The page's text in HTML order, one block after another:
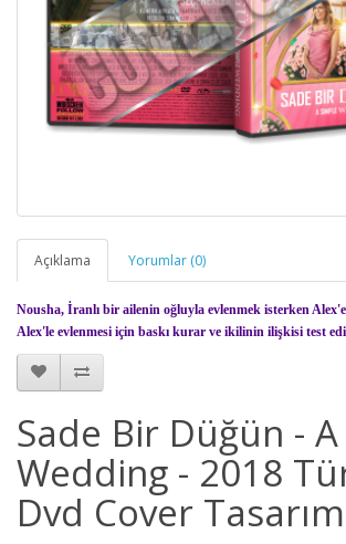
Açıklama Yorumlar (0)
Nousha, İranlı bir ailenin oğluyla evlenmek isterken Alex'e
Alex'le evlenmesi için baskı kurar ve ikilinin ilişkisi test
Sade Bir Düğün -
Wedding - 2018
Dvd Cover